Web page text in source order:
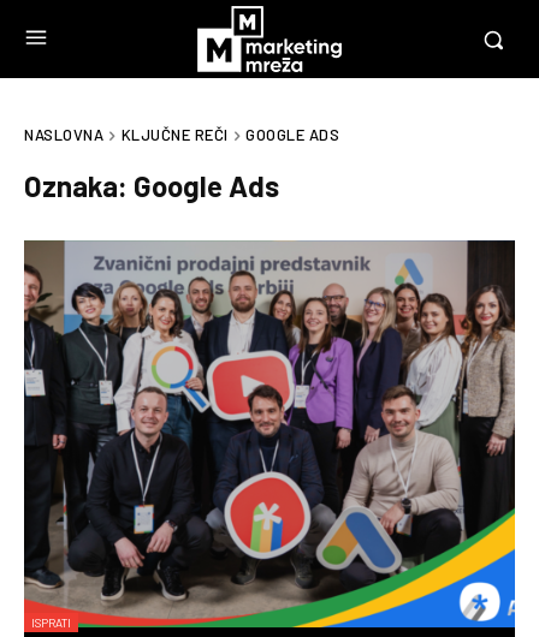
NASLOVNA KLJUČNE REČI GOOGLE ADS
Oznaka: Google Ads
ISPRATI